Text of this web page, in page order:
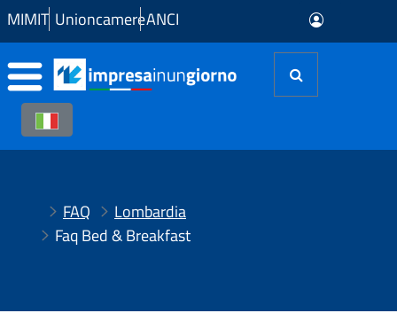
Skip to Main Content
MIMIT UnioncamereANCI
FAQ
Lombardia
Faq Bed & Breakfast